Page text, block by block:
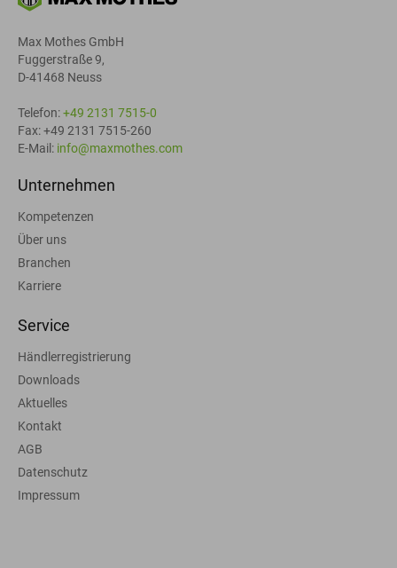
Max Mothes GmbH
Fuggerstraße 9,
D-41468 Neuss
Telefon:+49 2131 7515-0
Fax: +49 2131 7515-260
E-Mail: info@maxmothes.com
Unternehmen
Kompetenzen
Über uns
Branchen
Karriere
Service
Händlerregistrierung
Downloads
Aktuelles
Kontakt
AGB
Datenschutz
Impressum